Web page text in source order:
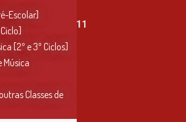
478 / 913 890 411
Escolar]
[2º e 3º Ciclos]
Música
Classes de